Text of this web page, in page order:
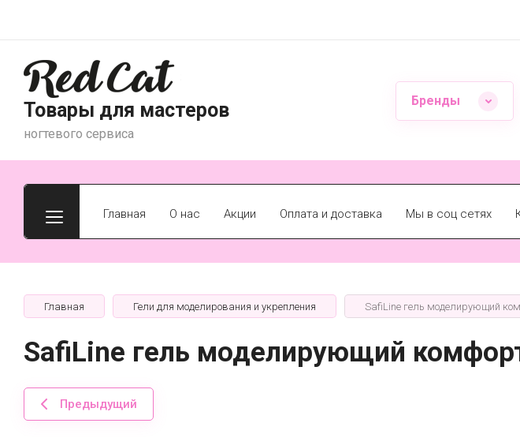
Товары для мастеров
ногтевого сервиса
Бренды
Главная О нас Акции Оплата и доставка Мы в соц сетях
Главная Гели для моделирования и укрепления SafiLine гель моделирующий
SafiLine гель моделирующий
Предыдущий